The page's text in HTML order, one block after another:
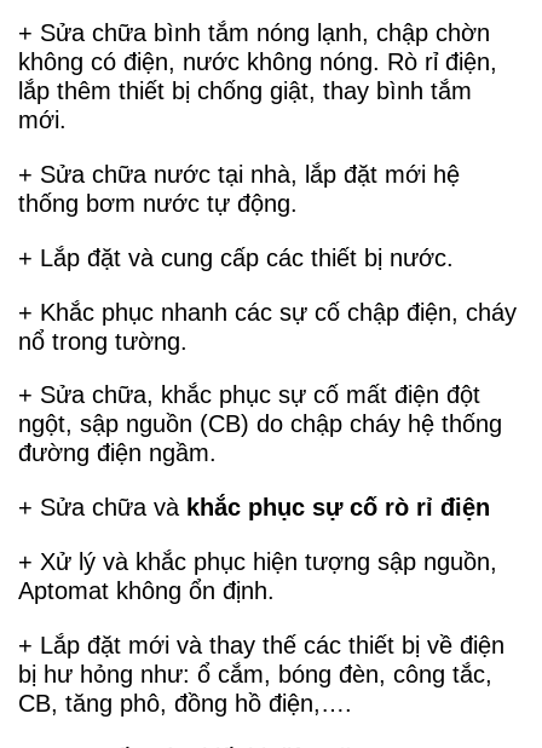
+ Sửa chữa bình tắm nóng lạnh, chập chờn
không có điện, nước không nóng. Rò rỉ điện,
lắp thêm thiết bị chống giật, thay bình tắm
mới.
+ Sửa chữa nước tại nhà, lắp đặt mới hệ
thống bơm nước tự động.
+ Lắp đặt và cung cấp các thiết bị nước.
+ Khắc phục nhanh các sự cố chập điện, cháy
nổ trong tường.
+ Sửa chữa, khắc phục sự cố mất điện đột
ngột, sập nguồn (CB) do chập cháy hệ thống
đường điện ngầm.
+ Sửa chữa và khắc phục sự cố rò rỉ điện
+ Xử lý và khắc phục hiện tượng sập nguồn,
Aptomat không ổn định.
+ Lắp đặt mới và thay thế các thiết bị về điện
bị hư hỏng như: ổ cắm, bóng đèn, công tắc,
CB, tăng phô, đồng hồ điện,….